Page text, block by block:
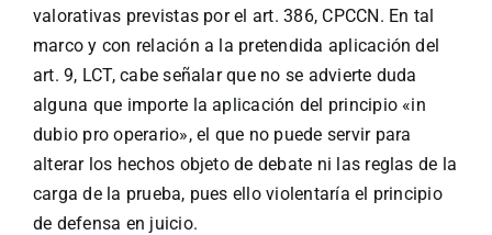
valorativas previstas por el art. 386, CPCCN. En tal
marco y con relación a la pretendida aplicación del
art. 9, LCT, cabe señalar que no se advierte duda
alguna que importe la aplicación del principio «in
dubio pro operario», el que no puede servir para
alterar los hechos objeto de debate ni las reglas de la
carga de la prueba, pues ello violentaría el principio
de defensa en juicio.